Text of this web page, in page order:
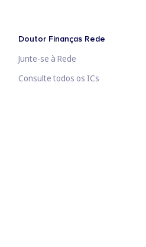
Doutor Finanças Rede
Junte-se à Rede
Consulte todos os ICs